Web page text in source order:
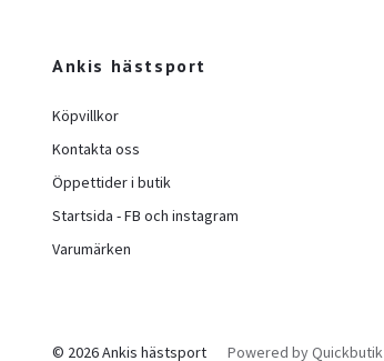
Ankis hästsport
Köpvillkor
Kontakta oss
Öppettider i butik
Startsida - FB och instagram
Varumärken
© 2026 Ankis hästsport Powered by Quickbutik